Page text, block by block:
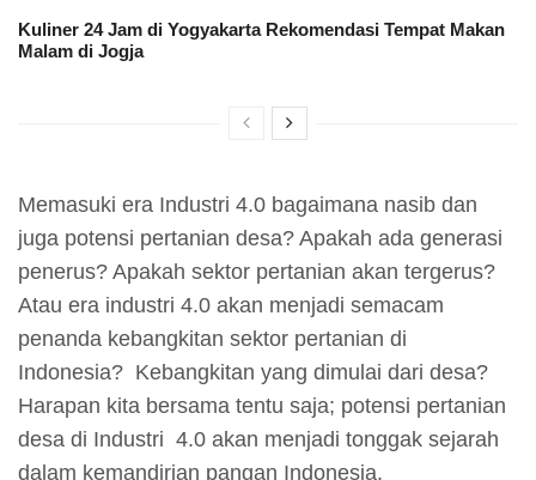
Kuliner 24 Jam di Yogyakarta Rekomendasi Tempat Makan
Malam di Jogja
Memasuki era Industri 4.0 bagaimana nasib dan
juga potensi pertanian desa? Apakah ada generasi
penerus? Apakah sektor pertanian akan tergerus?
Atau era industri 4.0 akan menjadi semacam
penanda kebangkitan sektor pertanian di
Indonesia? Kebangkitan yang dimulai dari desa?
Harapan kita bersama tentu saja; potensi pertanian
desa di Industri 4.0 akan menjadi tonggak sejarah
dalam kemandirian pangan Indonesia.